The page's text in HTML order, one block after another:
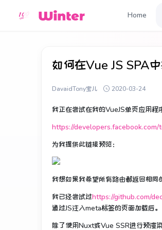
Home
如何在Vue JS SPA
DavaidTony宝儿 2020-03-24
我正在尝试在我的VueJS单页应用程
https://
为我提供此链接预览：
我想如果我希望所有路由都返回相同
我已经尝试过https://github.com/
通过JS注入meta标签的页面加载后。
除了使用Nuxt或Vue SSR进行预渲